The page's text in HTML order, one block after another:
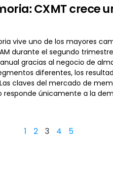
CXMT crece
vive uno de los mayores
durante el segundo
gracias al negocio de
diferentes, los
claves del mercado de
responde únicamente a la
1 2 3 4 5